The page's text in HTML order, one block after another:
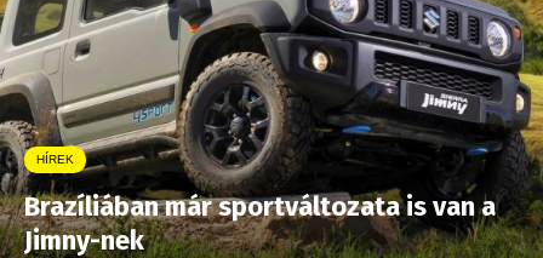
HÍREK
Brazíliában már sportváltozata is van a
Jimny-nek